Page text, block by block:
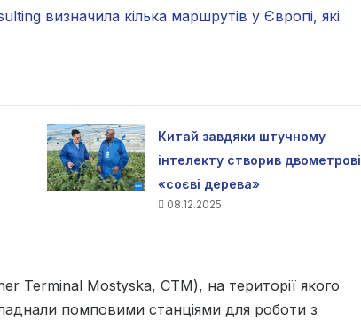
визначила кілька маршрутів у Європі, які
Китай завдяки штучному
інтелекту створив двометрові
«соєві дерева»
08.12.2025
Terminal Mostyska, CTM), на території якого
помповими станціями для роботи з